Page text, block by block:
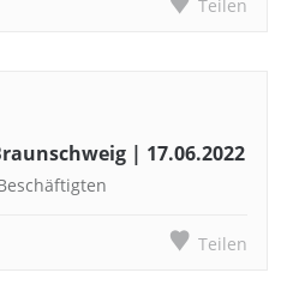
Teilen
| 17.06.2022
Teilen